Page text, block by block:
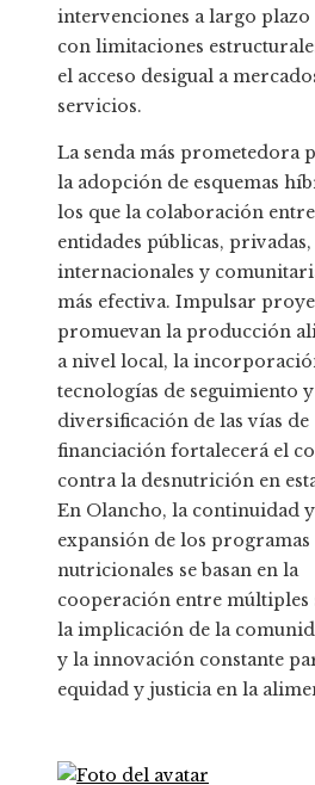
intervenciones a largo plazo
con limitaciones
el acceso desigual a
servicios.
La senda más prometedora
la adopción de esquemas
los que la colaboración entre
entidades públicas, privadas,
internacionales y
más efectiva. Impulsar
promuevan la producción
a nivel local, la
tecnologías de seguimiento
diversificación de las vías de
financiación fortalecerá el
contra la desnutrición en
En Olancho, la continuidad y
expansión de los programas
nutricionales se basan en la
cooperación entre múltiples
la implicación de la
y la innovación constante
equidad y justicia en la